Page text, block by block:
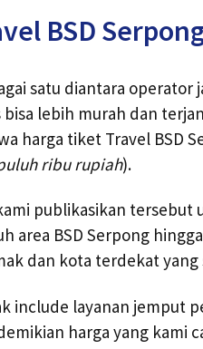
BSD
satu diantara
lebih murah dan
harga tiket Travel BSD
ribu rupiah).
publikasikan tersebut
area BSD Serpong
dan kota terdekat
include layanan jemput
harga yang kami